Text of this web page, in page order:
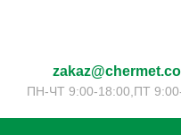
ПН-ЧТ 9:00-18:00, ПТ